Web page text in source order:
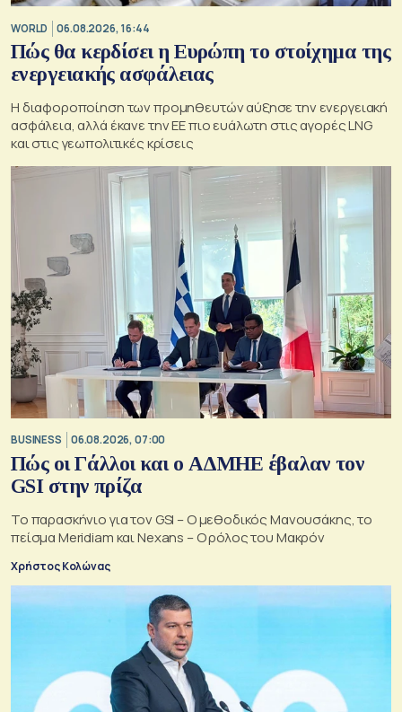
WORLD 06.08.2026, 16:44
Πώς θα κερδίσει η Ευρώπη το στοίχημα της
ενεργειακής ασφάλειας
Η διαφοροποίηση των προμηθευτών αύξησε την ενεργειακή
ασφάλεια, αλλά έκανε την ΕΕ πιο ευάλωτη στις αγορές LNG
και στις γεωπολιτικές κρίσεις
BUSINESS 06.08.2026, 07:00
Πώς οι Γάλλοι και ο ΑΔΜΗΕ έβαλαν τον
GSI στην πρίζα
Το παρασκήνιο για τον GSI – Ο μεθοδικός Μανουσάκης, το
πείσμα Meridiam και Nexans – Ο ρόλος του Μακρόν
Χρήστος Κολώνας